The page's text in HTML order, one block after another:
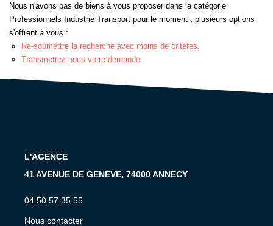
Présentation De L'agence
Plus de critères Créer une alerte
Nous n'avons pas de biens à vous proposer dans la catégorie
Professionnels Industrie Transport pour le moment , plusieurs options
s'offrent à vous :
Re-soumettre la recherche avec moins de critères.
Transmettez-nous votre demande
L'AGENCE
41 AVENUE DE GENEVE, 74000 ANNECY
04.50.57.35.55
Nous contacter